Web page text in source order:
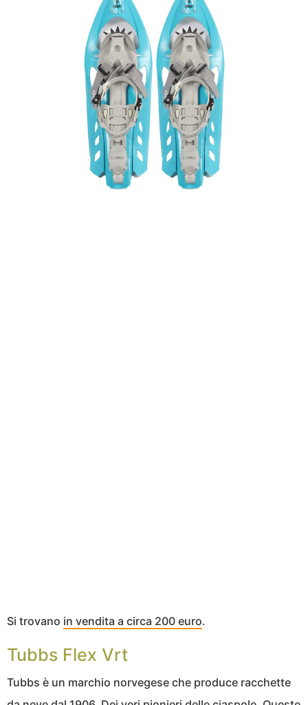
Si trovano in vendita a circa 200 euro.
Tubbs Flex Vrt
Tubbs è un marchio norvegese che produce racchette